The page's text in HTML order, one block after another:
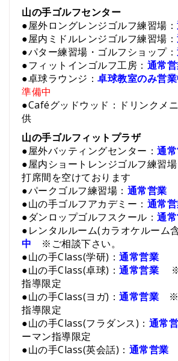
山の手ゴルフセンター
●屋外ロングレンジゴルフ練習場：
●屋内ミドルレンジゴルフ練習場：
●パター練習場・ゴルフショップ：
●フィットインゴルフ工房： 通常
●卓球ラウンジ： 卓球教室のみ営
準備中
●Caféグッドウッド： ドリンクメ
供
山の手ゴルフィットプラザ
●屋外バッティングセンター： 通
●屋内ショートレンジゴルフ練習場
打席間を空けております
●パークゴルフ練習場： 通常営業
●山の手ゴルフアカデミー： 通常
●ダンロップゴルフスクール： 通
●レンタルルーム(カラオケルーム
中 ※ご相談下さい。
●山の手Class(学研)： 通常営業
●山の手Class(卓球)： 通常営業
※
指導限定
●山の手Class(ヨガ)： 通常営業 ※
指導限定
●山の手Class(フラダンス)： 通常
ーマン指導限定
●山の手Class(英会話)： 通常営業